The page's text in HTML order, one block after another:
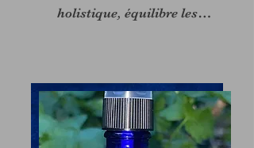
holistique, équilibre les
être optimal.